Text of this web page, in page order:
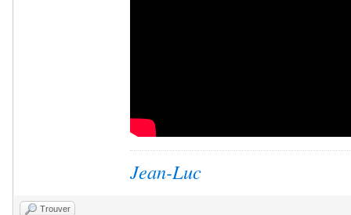
Jean-Luc
Trouver